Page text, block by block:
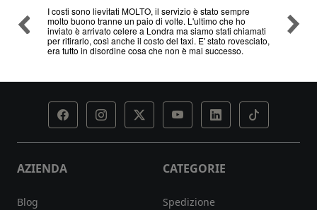
Ottimo servizio e prezzi, ritiro e consegna senza nessun
problema , sono già diverse volte che utilizzo il loro
servizio
AZIENDA
Blog
CATEGORIE
Spedizione